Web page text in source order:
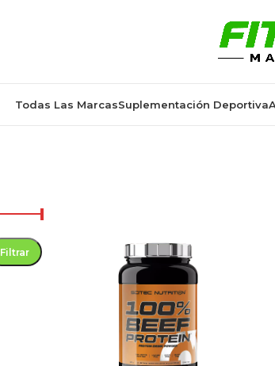
Todas Las MarcasSuplementación Deportiva
Filtrar